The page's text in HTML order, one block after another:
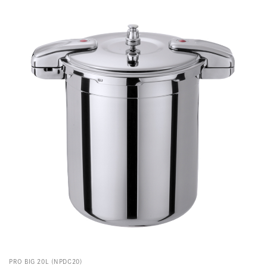
PRO BIG 20L (NPDC20)